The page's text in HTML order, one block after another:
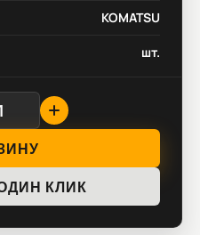
KOMATSU
шт.
КЛИК